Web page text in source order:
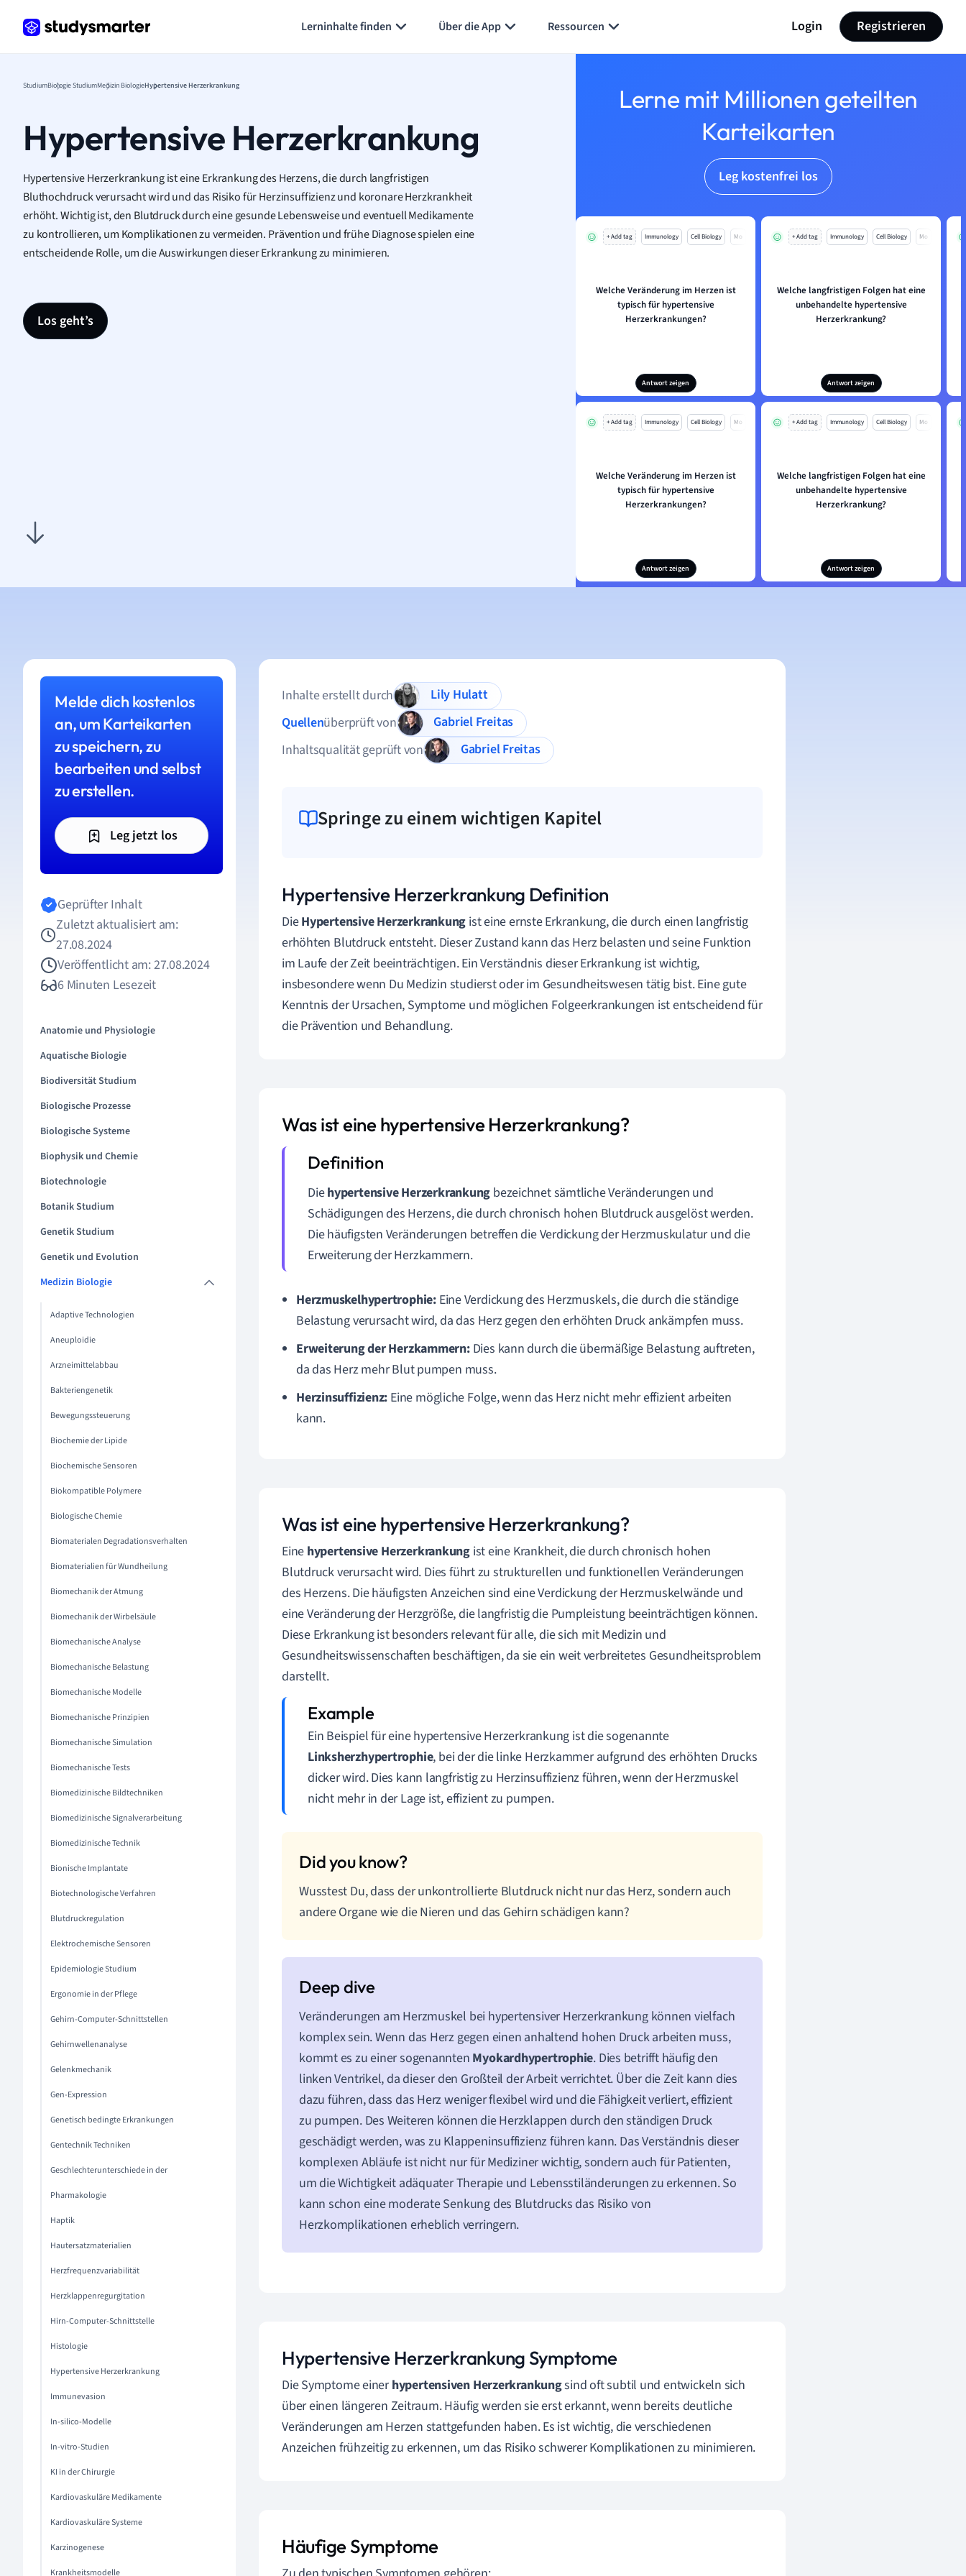
Lerninhalte finden Über die App Ressourcen Login Registrieren
StudiumBiologie StudiumMedizin BiologieHypertensive Herzerkrankung
Hypertensive Herzerkrankung
Hypertensive Herzerkrankung ist eine Erkrankung des Herzens, die durch langfristigen
Bluthochdruck verursacht wird und das Risiko für Herzinsuffizienz und koronare Herzkrankheit
erhöht. Wichtig ist, den Blutdruck durch eine gesunde Lebensweise und eventuell Medikamente
zu kontrollieren, um Komplikationen zu vermeiden. Prävention und frühe Diagnose spielen eine
entscheidende Rolle, um die Auswirkungen dieser Erkrankung zu minimieren.
Los geht’s
Lerne mit Millionen geteilten
Karteikarten
Leg kostenfrei los
+ Add tag Immunology Cell Biology Mo
Welche Veränderung im Herzen ist
typisch für hypertensive
Herzerkrankungen?
Antwort zeigen
+ Add tag Immunology Cell Biology Mo
Welche langfristigen Folgen hat eine
unbehandelte hypertensive
Herzerkrankung?
Antwort zeigen
+ Add tag Immunology Cell Biology Mo
Welche Veränderung im Herzen ist
typisch für hypertensive
Herzerkrankungen?
Antwort zeigen
+ Add tag Immunology Cell Biology Mo
Welche langfristigen Folgen hat eine
unbehandelte hypertensive
Herzerkrankung?
Antwort zeigen
Melde dich kostenlos
an, um Karteikarten
zu speichern, zu
bearbeiten und selbst
zu erstellen.
Leg jetzt los
Geprüfter Inhalt
Zuletzt aktualisiert am:
27.08.2024
Veröffentlicht am: 27.08.2024
6 Minuten Lesezeit
Anatomie und Physiologie
Aquatische Biologie
Biodiversität Studium
Biologische Prozesse
Biologische Systeme
Biophysik und Chemie
Biotechnologie
Botanik Studium
Genetik Studium
Genetik und Evolution
Medizin Biologie
Adaptive Technologien
Aneuploidie
Arzneimittelabbau
Bakteriengenetik
Bewegungssteuerung
Biochemie der Lipide
Biochemische Sensoren
Biokompatible Polymere
Biologische Chemie
Biomaterialen Degradationsverhalten
Biomaterialien für Wundheilung
Biomechanik der Atmung
Biomechanik der Wirbelsäule
Biomechanische Analyse
Biomechanische Belastung
Biomechanische Modelle
Biomechanische Prinzipien
Biomechanische Simulation
Biomechanische Tests
Biomedizinische Bildtechniken
Biomedizinische Signalverarbeitung
Biomedizinische Technik
Bionische Implantate
Biotechnologische Verfahren
Blutdruckregulation
Elektrochemische Sensoren
Epidemiologie Studium
Ergonomie in der Pflege
Gehirn-Computer-Schnittstellen
Gehirnwellenanalyse
Gelenkmechanik
Gen-Expression
Genetisch bedingte Erkrankungen
Gentechnik Techniken
Geschlechterunterschiede in der
Pharmakologie
Haptik
Hautersatzmaterialien
Herzfrequenzvariabilität
Herzklappenregurgitation
Hirn-Computer-Schnittstelle
Histologie
Hypertensive Herzerkrankung
Immunevasion
In-silico-Modelle
In-vitro-Studien
KI in der Chirurgie
Kardiovaskuläre Medikamente
Kardiovaskuläre Systeme
Karzinogenese
Krankheitsmodelle
Inhalte erstellt durch
Lily Hulatt
Quellenüberprüft von
Gabriel Freitas
Inhaltsqualität geprüft von
Gabriel Freitas
Springe zu einem wichtigen Kapitel
Hypertensive Herzerkrankung Definition
DieHypertensive Herzerkrankung ist eine ernste Erkrankung, die durch einen langfristig
erhöhten Blutdruck entsteht. Dieser Zustand kann das Herz belasten und seine Funktion
im Laufe der Zeit beeinträchtigen. Ein Verständnis dieser Erkrankung ist wichtig,
insbesondere wenn Du Medizin studierst oder im Gesundheitswesen tätig bist. Eine gute
Kenntnis der Ursachen, Symptome und möglichen Folgeerkrankungen ist entscheidend für
die Prävention und Behandlung.
Was ist eine hypertensive Herzerkrankung?
Diehypertensive Herzerkrankung bezeichnet sämtliche Veränderungen und
Schädigungen des Herzens, die durch chronisch hohen Blutdruck ausgelöst werden.
Die häufigsten Veränderungen betreffen die Verdickung der Herzmuskulatur und die
Erweiterung der Herzkammern.
Herzmuskelhypertrophie:Eine Verdickung des Herzmuskels, die durch die ständige
Belastung verursacht wird, da das Herz gegen den erhöhten Druck ankämpfen muss.
Erweiterung der Herzkammern:Dies kann durch die übermäßige Belastung auftreten,
da das Herz mehr Blut pumpen muss.
Herzinsuffizienz: Eine mögliche Folge, wenn das Herz nicht mehr effizient arbeiten
kann.
Was ist eine hypertensive Herzerkrankung?
Eine hypertensive Herzerkrankungist eine Krankheit, die durch chronisch hohen
Blutdruck verursacht wird. Dies führt zu strukturellen und funktionellen Veränderungen
des Herzens. Die häufigsten Anzeichen sind eine Verdickung der Herzmuskelwände und
eine Veränderung der Herzgröße, die langfristig die Pumpleistung beeinträchtigen können.
Diese Erkrankung ist besonders relevant für alle, die sich mit Medizin und
Gesundheitswissenschaften beschäftigen, da sie ein weit verbreitetes Gesundheitsproblem
darstellt.
Ein Beispiel für eine hypertensive Herzerkrankung ist die sogenannte
Linksherzhypertrophie, bei der die linke Herzkammer aufgrund des erhöhten Drucks
dicker wird. Dies kann langfristig zu Herzinsuffizienz führen, wenn der Herzmuskel
nicht mehr in der Lage ist, effizient zu pumpen.
Wusstest Du, dass der unkontrollierte Blutdruck nicht nur das Herz, sondern auch
andere Organe wie die Nieren und das Gehirn schädigen kann?
Veränderungen am Herzmuskel bei hypertensiver Herzerkrankung können vielfach
komplex sein. Wenn das Herz gegen einen anhaltend hohen Druck arbeiten muss,
kommt es zu einer sogenannten Myokardhypertrophie. Dies betrifft häufig den
linken Ventrikel, da dieser den Großteil der Arbeit verrichtet. Über die Zeit kann dies
dazu führen, dass das Herz weniger flexibel wird und die Fähigkeit verliert, effizient
zu pumpen. Des Weiteren können die Herzklappen durch den ständigen Druck
geschädigt werden, was zu Klappeninsuffizienz führen kann. Das Verständnis dieser
komplexen Abläufe ist nicht nur für Mediziner wichtig, sondern auch für Patienten,
um die Wichtigkeit adäquater Therapie und Lebensstiländerungen zu erkennen. So
kann schon eine moderate Senkung des Blutdrucks das Risiko von
Herzkomplikationen erheblich verringern.
Hypertensive Herzerkrankung Symptome
Die Symptome einerhypertensiven Herzerkrankungsind oft subtil und entwickeln sich
über einen längeren Zeitraum. Häufig werden sie erst erkannt, wenn bereits deutliche
Veränderungen am Herzen stattgefunden haben. Es ist wichtig, die verschiedenen
Anzeichen frühzeitig zu erkennen, um das Risiko schwerer Komplikationen zu minimieren.
Häufige Symptome